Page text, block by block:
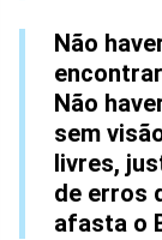
Não
Não
sem
livres,
de erros
afasta o